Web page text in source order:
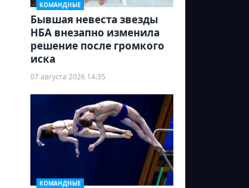
КОМАНДНЫЕ
Бывшая невеста звезды
НБА внезапно изменила
решение после громкого
иска
07 августа 2026 14:35
КОМАНДНЫЕ